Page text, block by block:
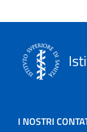
I NOSTRI